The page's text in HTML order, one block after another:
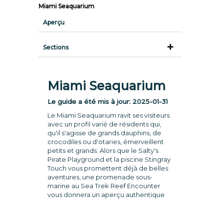
Miami Seaquarium
Aperçu
Sections
Miami Seaquarium
Le guide a été mis à jour: 2025-01-31
Le Miami Seaquarium ravit ses visiteurs
avec un profil varié de résidents qui,
qu'il s'agisse de grands dauphins, de
crocodiles ou d'otaries, émerveillent
petits et grands. Alors que le Salty's
Pirate Playground et la piscine Stingray
Touch vous promettent déjà de belles
aventures, une promenade sous-
marine au Sea Trek Reef Encounter
vous donnera un aperçu authentique